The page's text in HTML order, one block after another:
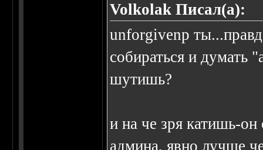
Volkolak Писал(а):
unforgivenp
собираться и думать
шутишь?
и на че зря катишь-
админа, явно лучше